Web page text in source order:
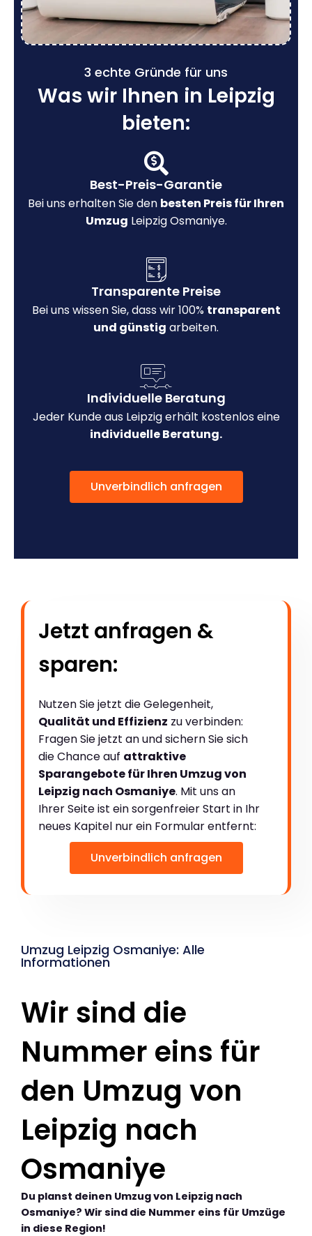
3 echte Gründe für uns
Was wir Ihnen in Leipzig
bieten:
Best-Preis-Garantie
Bei uns erhalten Sie den besten Preis für Ihren
Umzug Leipzig Osmaniye.
Transparente Preise
Bei uns wissen Sie, dass wir 100% transparent
und günstig arbeiten.
Individuelle Beratung
Jeder Kunde aus Leipzig erhält kostenlos eine
individuelle Beratung.
Unverbindlich anfragen
Jetzt anfragen &
sparen:
Nutzen Sie jetzt die Gelegenheit,
Qualität und Effizienz zu verbinden:
Fragen Sie jetzt an und sichern Sie sich
die Chance auf attraktive
Sparangebote für Ihren Umzug von
Leipzig nach Osmaniye. Mit uns an
Ihrer Seite ist ein sorgenfreier Start in Ihr
neues Kapitel nur ein Formular entfernt:
Unverbindlich anfragen
Umzug Leipzig Osmaniye: Alle
Informationen
Wir sind die
Nummer eins für
den Umzug von
Leipzig nach
Osmaniye
Du planst deinen Umzug von Leipzig nach
Osmaniye? Wir sind die Nummer eins für Umzüge
in diese Region!